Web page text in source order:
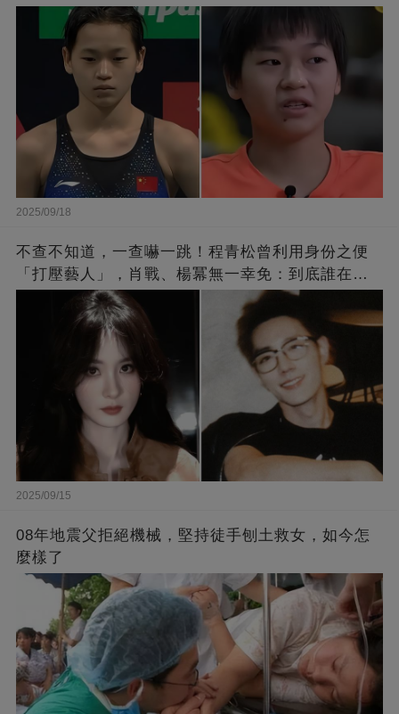
2025/09/18
不查不知道，一查嚇一跳！程青松曾利用身份之便
「打壓藝人」，肖戰、楊冪無一幸免：到底誰在給
2025/09/15
08年地震父拒絕機械，堅持徒手刨土救女，如今怎
麼樣了